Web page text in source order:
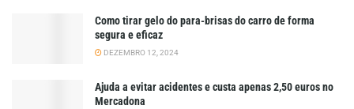
Como tirar gelo do para-brisas do carro de forma
segura e eficaz
DEZEMBRO 12, 2024
Ajuda a evitar acidentes e custa apenas 2,50 euros no
Mercadona